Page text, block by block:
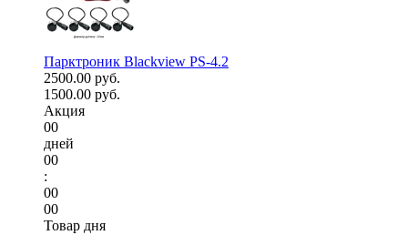
Парктроник Blackview PS-4.2
2500.00 руб.
1500.00 руб.
Акция
00
дней
00
:
00
00
Товар дня